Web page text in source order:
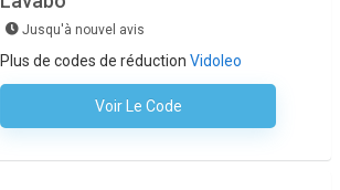
Jusqu'à nouvel avis
Plus de codes de réduction Vidoleo
Voir Le Code
Aucun Code N'est Nécessaire